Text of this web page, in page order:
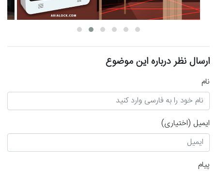
ارسال نظر درباره این موضوع
نام
ایمیل (اختیاری)
پیام